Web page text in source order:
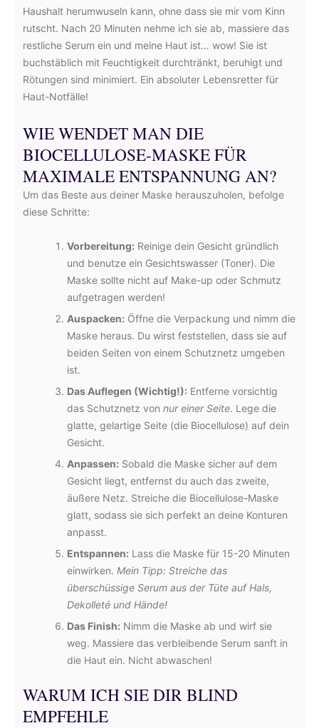
Haushalt herumwuseln kann, ohne dass sie mir vom Kinn
rutscht. Nach 20 Minuten nehme ich sie ab, massiere das
restliche Serum ein und meine Haut ist… wow! Sie ist
buchstäblich mit Feuchtigkeit durchtränkt, beruhigt und
Rötungen sind minimiert. Ein absoluter Lebensretter für
Haut-Notfälle!
WIE WENDET MAN DIE
BIOCELLULOSE-MASKE FÜR
MAXIMALE ENTSPANNUNG AN?
Um das Beste aus deiner Maske herauszuholen, befolge
diese Schritte:
Vorbereitung: Reinige dein Gesicht gründlich
und benutze ein Gesichtswasser (Toner). Die
Maske sollte nicht auf Make-up oder Schmutz
aufgetragen werden!
Auspacken: Öffne die Verpackung und nimm die
Maske heraus. Du wirst feststellen, dass sie auf
beiden Seiten von einem Schutznetz umgeben
ist.
Das Auflegen (Wichtig!): Entferne vorsichtig
das Schutznetz von nur einer Seite. Lege die
glatte, gelartige Seite (die Biocellulose) auf dein
Gesicht.
Anpassen: Sobald die Maske sicher auf dem
Gesicht liegt, entfernst du auch das zweite,
äußere Netz. Streiche die Biocellulose-Maske
glatt, sodass sie sich perfekt an deine Konturen
anpasst.
Entspannen: Lass die Maske für 15-20 Minuten
einwirken. Mein Tipp: Streiche das
überschüssige Serum aus der Tüte auf Hals,
Dekolleté und Hände!
Das Finish: Nimm die Maske ab und wirf sie
weg. Massiere das verbleibende Serum sanft in
die Haut ein. Nicht abwaschen!
WARUM ICH SIE DIR BLIND
EMPFEHLE